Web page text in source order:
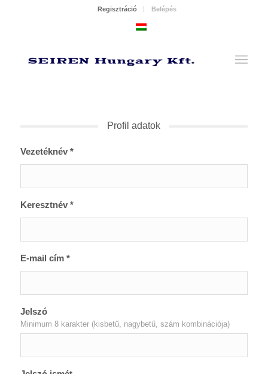
Regisztráció Belépés
Profil adatok
Vezetéknév *
Keresztnév *
E-mail cím *
Jelszó
Minimum 8 karakter (kisbetű, nagybetű, szám kombinációja)